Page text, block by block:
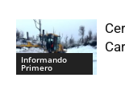
Informando
Primero